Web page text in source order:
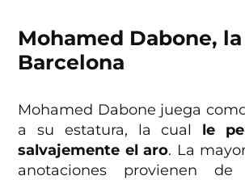
Mohamed Dabone,
Barcelona
Mohamed Dabone juega
a su estatura, la cual le
salvajemente el aro. La
anotaciones provienen de